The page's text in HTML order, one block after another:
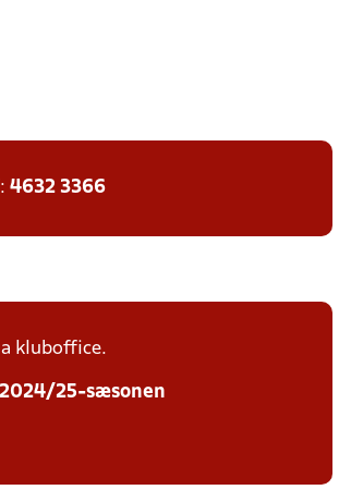
4632 3366
kluboffice.
25-sæsonen